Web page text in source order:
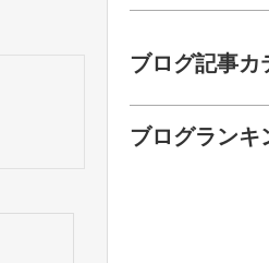
ブログ記事カ
ブログランキ